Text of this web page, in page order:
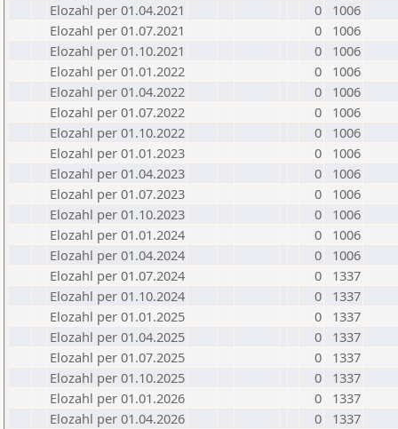
Elozahl per 01.04.2021
0
1006
Elozahl per 01.07.2021
0
1006
Elozahl per 01.10.2021
0
1006
Elozahl per 01.01.2022
0
1006
Elozahl per 01.04.2022
0
1006
Elozahl per 01.07.2022
0
1006
Elozahl per 01.10.2022
0
1006
Elozahl per 01.01.2023
0
1006
Elozahl per 01.04.2023
0
1006
Elozahl per 01.07.2023
0
1006
Elozahl per 01.10.2023
0
1006
Elozahl per 01.01.2024
0
1006
Elozahl per 01.04.2024
0
1006
Elozahl per 01.07.2024
0
1337
Elozahl per 01.10.2024
0
1337
Elozahl per 01.01.2025
0
1337
Elozahl per 01.04.2025
0
1337
Elozahl per 01.07.2025
0
1337
Elozahl per 01.10.2025
0
1337
Elozahl per 01.01.2026
0
1337
Elozahl per 01.04.2026
0
1337